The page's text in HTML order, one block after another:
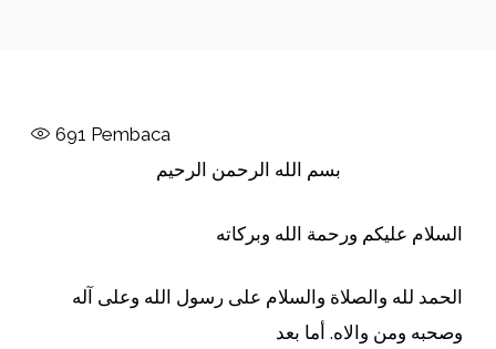
691 Pembaca
بسم الله الرحمن الرحيم
السلام عليكم ورحمة الله وبركاته
الحمد لله والصلاة والسلام على رسول الله وعلى آله
وصحبه ومن والاه. أما بعد